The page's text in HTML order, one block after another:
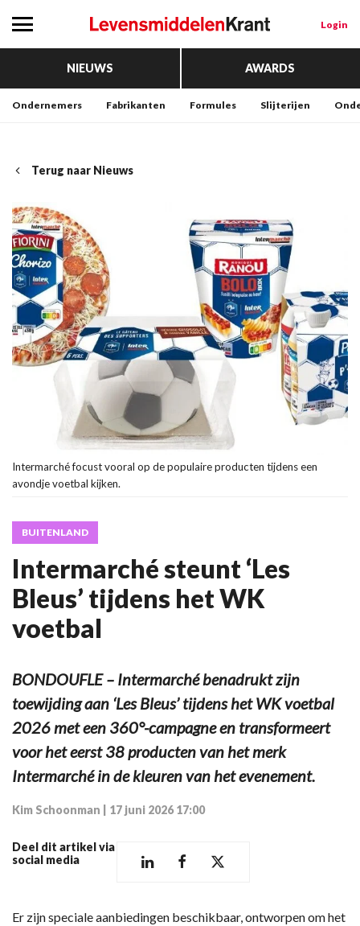
Login
NIEUWS AWARDS
Ondernemers Fabrikanten Formules Slijterijen
Terug naar Nieuws
Intermarché focust vooral op de populaire producten tijdens een
avondje voetbal kijken.
BUITENLAND
Intermarché steunt ‘Les
Bleus’ tijdens het WK
voetbal
BONDOUFLE – Intermarché benadrukt zijn
toewijding aan ‘Les Bleus’ tijdens het WK voetbal
2026 met een 360°-campagne en transformeert
voor het eerst 38 producten van het merk
Intermarché in de kleuren van het evenement.
Kim Schoonman 17 juni 2026 17:00
Deel dit artikel via
social media
Er zijn speciale aanbiedingen beschikbaar, ontworpen om het